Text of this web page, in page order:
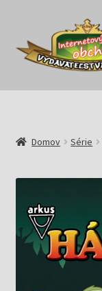
Série
Pripravujeme
Domov Série